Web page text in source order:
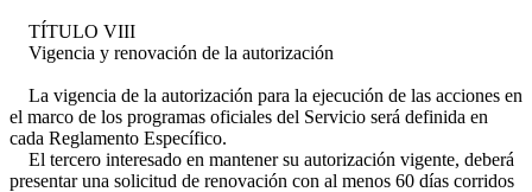
TÍTULO VIII
Vigencia y renovación de la autorización
La vigencia de la autorización para la ejecución de las acciones en
el marco de los programas oficiales del Servicio será definida en
cada Reglamento Específico.
El tercero interesado en mantener su autorización vigente, deberá
presentar una solicitud de renovación con al menos 60 días corridos